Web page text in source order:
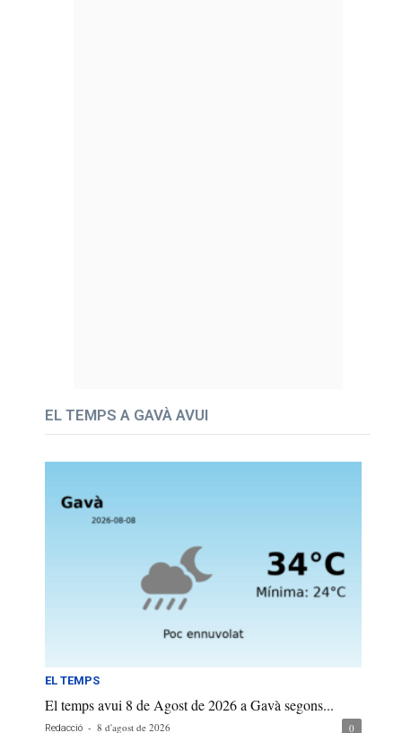
EL TEMPS A GAVÀ AVUI
EL TEMPS
El temps avui 8 de Agost de 2026 a Gavà segons...
Redacció - 8 d'agost de 2026 0